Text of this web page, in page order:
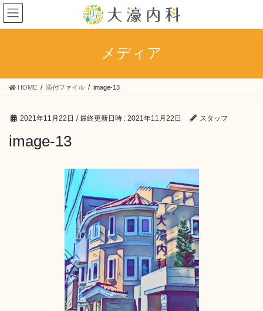
コ
ン
テ
ス
ナ
ビ
ゲ
ン
メディア
HOME 添付ファイル image-13
2021年11月22日 / 最終更新日時 : 2021年11月22日 スタッフ
image-13